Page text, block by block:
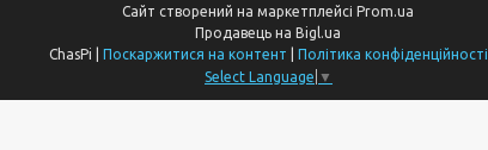
Сайт створений на маркетплейсі Prom.ua
Продавець на Bigl.ua
Поскаржитися на контент
Політика конфіденційності
Select Language ▼